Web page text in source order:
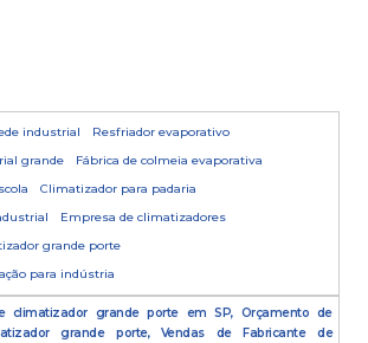
industrial
Resfriador evaporativo
grande
Fábrica de colmeia evaporativa
Climatizador para padaria
Empresa de climatizadores
grande porte
para indústria
climatizador grande porte em SP, Orçamento de
grande porte, Vendas de Fabricante de